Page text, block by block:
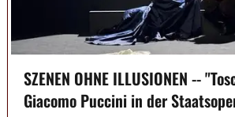
SZENEN OHNE ILLUSIONEN --
Giacomo Puccini in der